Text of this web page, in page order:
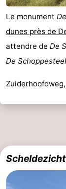
Le monument
dunes près de
attendre de De
De
Scheldezicht